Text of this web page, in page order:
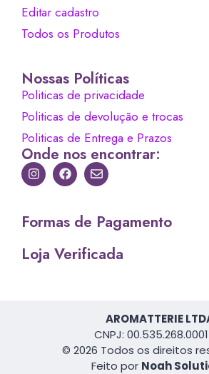
Editar cadastro
Todos os Produtos
Nossas Políticas
Politicas de privacidade
Politicas de devolução e trocas
Politicas de Entrega e Prazos
Onde nos encontrar:
Formas de Pagamento
Loja Verificada
AROMATTERIE
CNPJ:
© 2026 Todos os direitos
Feito por Noah